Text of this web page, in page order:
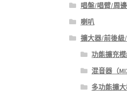
唱盤/唱臂/周
喇叭
擴大器/前後
功能擴充
混音器（
多功能擴